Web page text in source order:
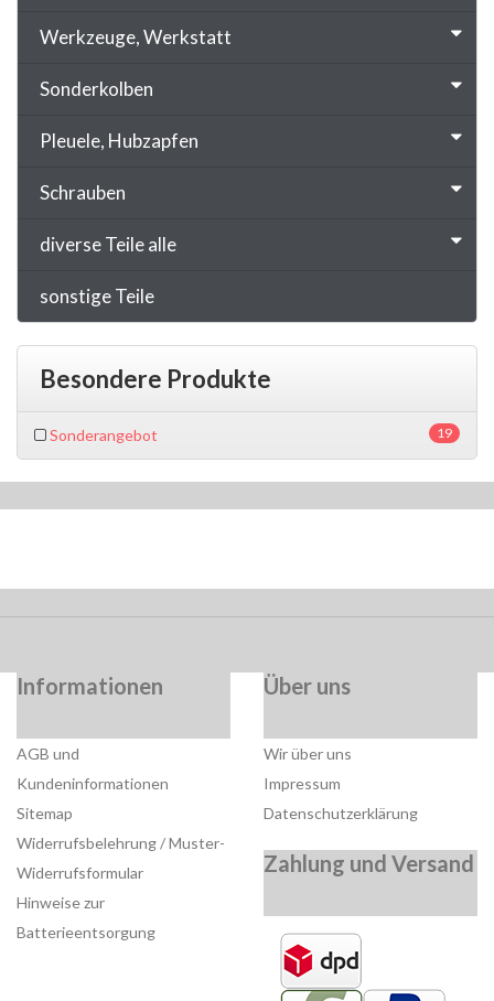
Werkzeuge, Werkstatt
Sonderkolben
Pleuele, Hubzapfen
Schrauben
diverse Teile alle
sonstige Teile
Besondere Produkte
19
Sonderangebot
Informationen
AGB und
Kundeninformationen
Sitemap
Widerrufsbelehrung / Muster-
Widerrufsformular
Hinweise zur
Batterieentsorgung
Über uns
Wir über uns
Impressum
Datenschutzerklärung
Zahlung und Versand